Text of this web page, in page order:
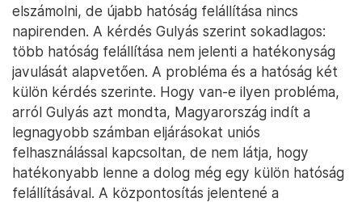
elszámolni, de újabb hatóság felállítása nincs
napirenden. A kérdés Gulyás szerint sokadlagos:
több hatóság felállítása nem jelenti a hatékonyság
javulását alapvetően. A probléma és a hatóság két
külön kérdés szerinte. Hogy van-e ilyen probléma,
arról Gulyás azt mondta, Magyarország indít a
legnagyobb számban eljárásokat uniós
felhasználással kapcsoltan, de nem látja, hogy
hatékonyabb lenne a dolog még egy külön hatóság
felállításával. A központosítás jelentené a